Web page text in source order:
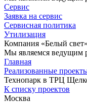
Сервис
Заявка на сервис
Сервисная политика
Утилизация
Компания «Белый свет»
Мы являемся ведущим
Главная
Реализованные
Технопарк в ТРЦ
К списку проектов
Москва